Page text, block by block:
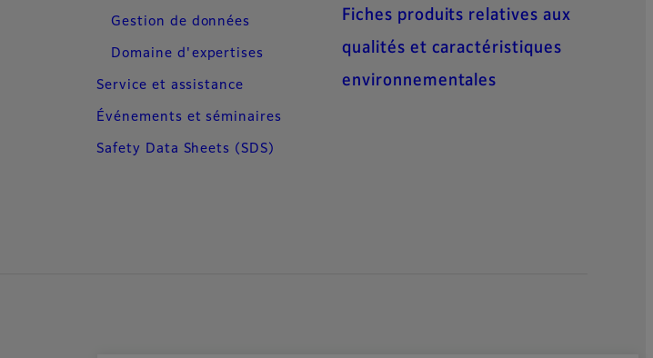
Gestion de données
Domaine d'expertises
Service et assistance
Événements et séminaires
Safety Data Sheets (SDS)
Fiches produits relatives aux
qualités et caractéristiques
environnementales